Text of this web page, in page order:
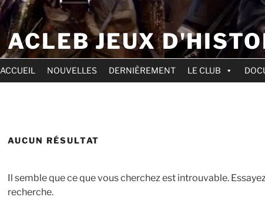
ACLEB JEUX
ACCUEIL NOUVELLES DERNIÈREMENT LE CLUB
AUCUN RÉSULTAT
Il semble que ce que vous cherchez est introuvable.
recherche.